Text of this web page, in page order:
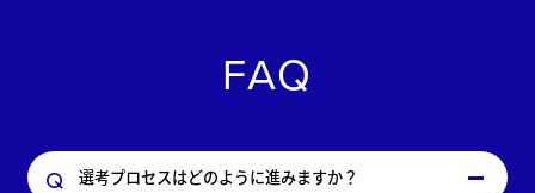
FAQ
選考プロセスはどのように進みますか？